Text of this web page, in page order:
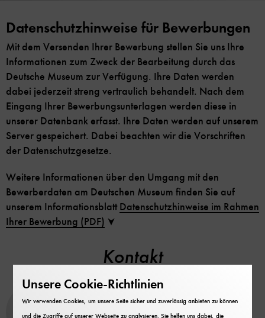
Datenschutzhinweise für Bewerbungen
Mit dem Versenden Ihrer Bewerbung stellen Sie uns Ihre
Informationen zum Zweck der Bearbeitung durch das
Deutsche Museum zur Verfügung. Ihre Daten werden
dabei jederzeit streng vertraulich behandelt. Nach dem
Eingang Ihrer Bewerbungsunterlagen werden diese in
unserer Datenbank erfasst. Ihre Daten werden auf unserem
Server gespeichert. Dabei beachten wir die Vorschriften
der Datenschutzgesetze.
Weitere Informationen über den Umgang mit den
Bewerberdaten am Deutschen Museum finden Sie auf
unserem Informationsblatt Datenschutzhinweise im Rahmen
Ihrer Bewerbung (PDF)
Kontakt
Personalabteilung
Unsere Cookie-Richtlinien
Wir verwenden Cookies, um unsere Seite sicher und zuverlässig anbieten zu können
und die Zugriffe auf unserer Webseite zu analysieren. Sie helfen uns dabei, die